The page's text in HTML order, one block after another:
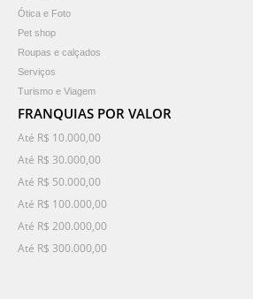
Ótica e Foto
Pet shop
Roupas e calçados
Serviços
Turismo e Viagem
FRANQUIAS POR VALOR
Até R$ 10.000,00
Até R$ 30.000,00
Até R$ 50.000,00
Até R$ 100.000,00
Até R$ 200.000,00
Até R$ 300.000,00